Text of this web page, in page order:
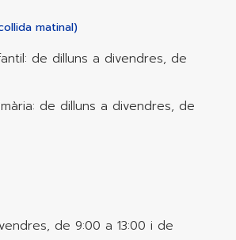
matinal)
de dilluns a divendres, de
de dilluns a divendres, de
de 9:00 a 13:00 i de